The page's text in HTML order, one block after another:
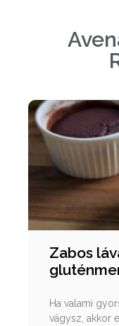
Zabos
Ha valami
vágysz, akkor